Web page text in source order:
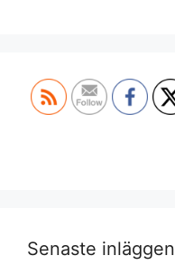
Senaste inläggen